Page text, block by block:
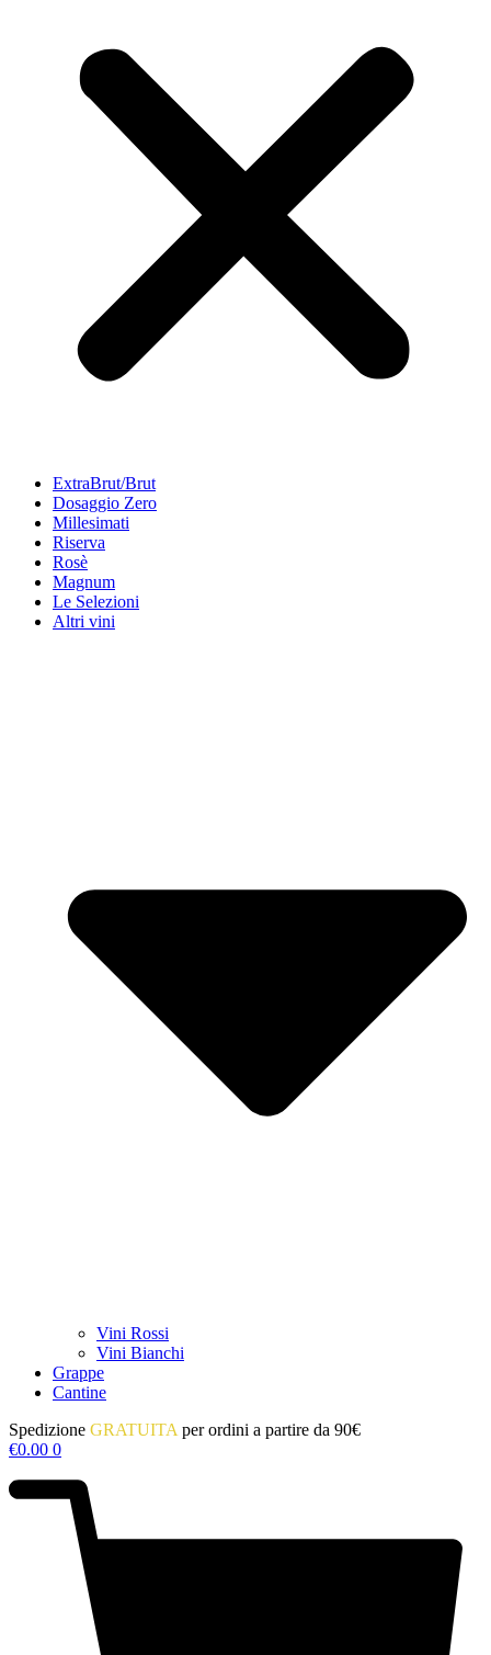
ExtraBrut/Brut
Dosaggio Zero
Millesimati
Riserva
Rosè
Magnum
Le Selezioni
Altri vini
Vini Rossi
Vini Bianchi
Grappe
Cantine
Spedizione GRATUITA per ordini a partire da 90€
€0.00 0